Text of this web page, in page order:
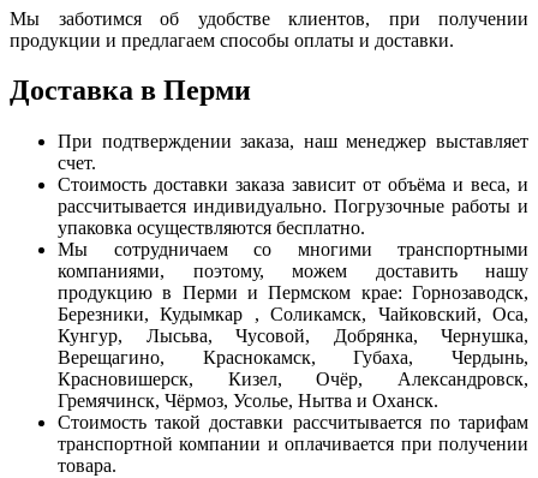
Мы заботимся об удобстве клиентов, при получении
продукции и предлагаем способы оплаты и доставки.
Доставка в Перми
При подтверждении заказа, наш менеджер выставляет
счет.
Стоимость доставки заказа зависит от объёма и веса, и
рассчитывается индивидуально. Погрузочные работы и
упаковка осуществляются бесплатно.
Мы сотрудничаем со многими транспортными
компаниями, поэтому, можем доставить нашу
продукцию в Перми и Пермском крае: Горнозаводск,
Березники, Кудымкар , Соликамск, Чайковский, Оса,
Кунгур, Лысьва, Чусовой, Добрянка, Чернушка,
Верещагино, Краснокамск, Губаха, Чердынь,
Красновишерск, Кизел, Очёр, Александровск,
Гремячинск, Чёрмоз, Усолье, Нытва и Оханск.
Стоимость такой доставки рассчитывается по тарифам
транспортной компании и оплачивается при получении
товара.